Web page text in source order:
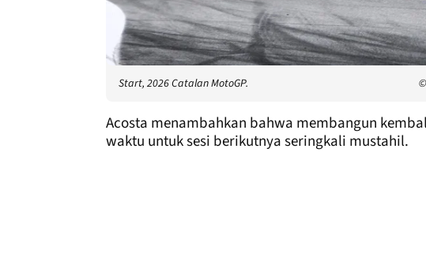
Start, 2026 Catalan MotoGP.
Acosta menambahkan bahwa membangun
waktu untuk sesi berikutnya seringkali mustahil.